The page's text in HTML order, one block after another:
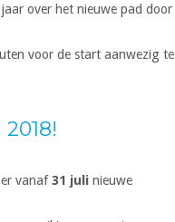
over het nieuwe pad door
voor de start aanwezig te
vanaf31 juli nieuwe